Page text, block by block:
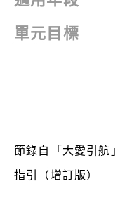
單元目標
節錄自「大愛引航
指引（增訂版）